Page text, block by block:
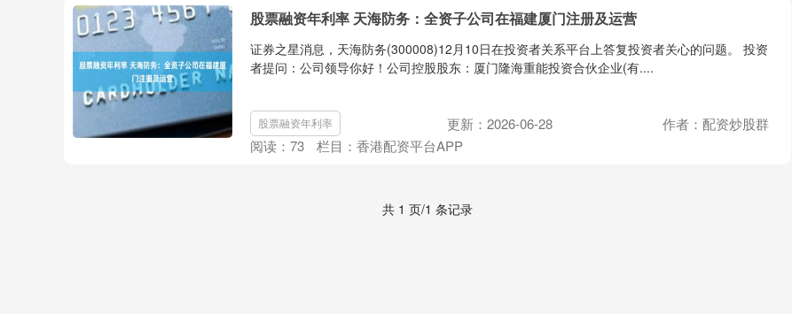
股票融资年利率 天海防务：全资子公司在福建厦门注册及运营
证券之星消息，天海防务(300008)12月10日在投资者关系平台上答复投资者关心的问题。 投资
者提问：公司领导你好！公司控股股东：厦门隆海重能投资合伙企业(有....
股票融资年利率 更新：2026-06-28
作者：配资炒股群
阅读： 73 栏目： 香港配资平台APP
共 1 页/1 条记录